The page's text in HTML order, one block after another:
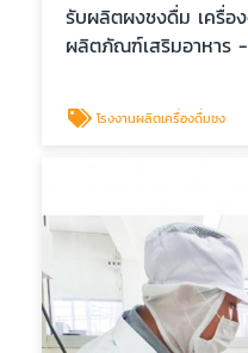
รับผลิตผงชงดื่ม เครื่อ
ผลิตภัณฑ์เสริมอาหาร
โรงงานผลิตเครื่องดื่มชง